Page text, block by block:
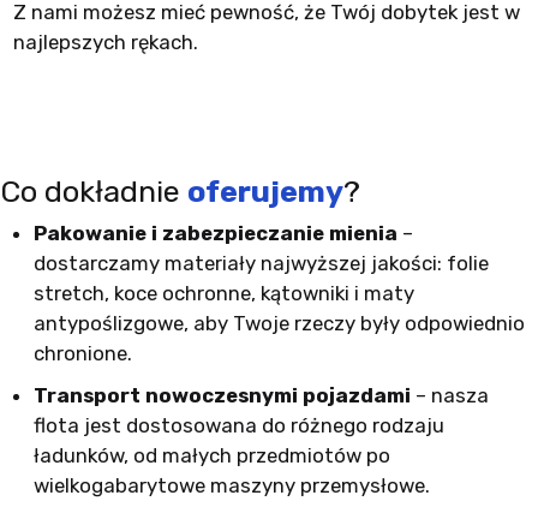
Z nami możesz mieć pewność, że Twój dobytek jest w
najlepszych rękach.
Co dokładnie oferujemy?
Pakowanie i zabezpieczanie mienia –
dostarczamy materiały najwyższej jakości: folie
stretch, koce ochronne, kątowniki i maty
antypoślizgowe, aby Twoje rzeczy były odpowiednio
chronione.
Transport nowoczesnymi pojazdami – nasza
flota jest dostosowana do różnego rodzaju
ładunków, od małych przedmiotów po
wielkogabarytowe maszyny przemysłowe.